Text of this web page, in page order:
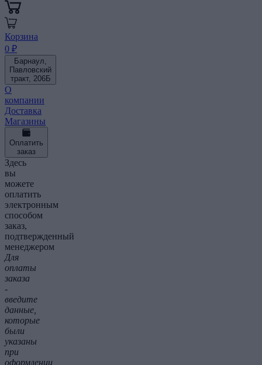
Корзина
0 ₽
Барнаул,
Павловский
тракт, 206Б
О
компании
Доставка
Магазины
Оплатить
заказ
Здесь
вы
можете
оплатить
электронным
способом
заказ,
подтвержденный
менеджером
Для
оплаты
заказа
-
введите
данные,
которые
были
указаны
при
оформлении